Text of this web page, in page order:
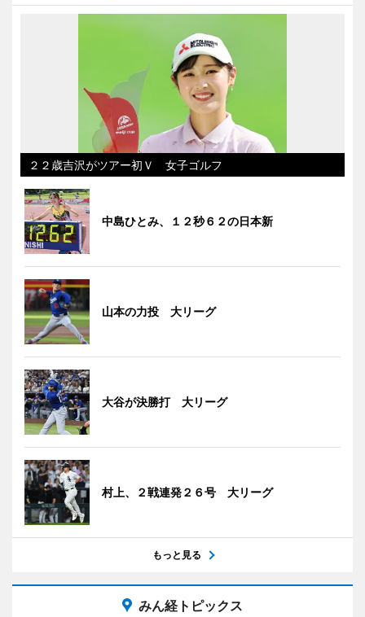
２２歳吉沢がツアー初Ｖ 女子ゴルフ
中島ひとみ、１２秒６２の日本新
山本の力投 大リーグ
大谷が決勝打 大リーグ
村上、２戦連発２６号 大リーグ
もっと見る
みん経トピックス